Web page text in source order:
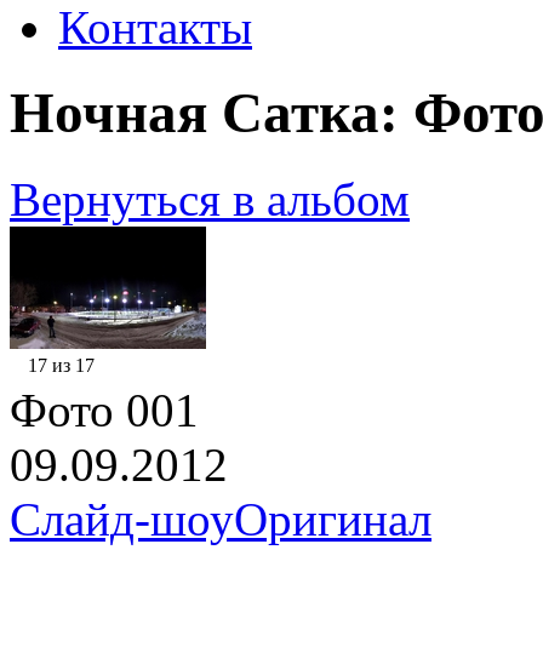
Контакты
Ночная Сатка:
Вернуться в альбом
17 из 17
Фото 001
09.09.2012
Слайд-шоуОригинал